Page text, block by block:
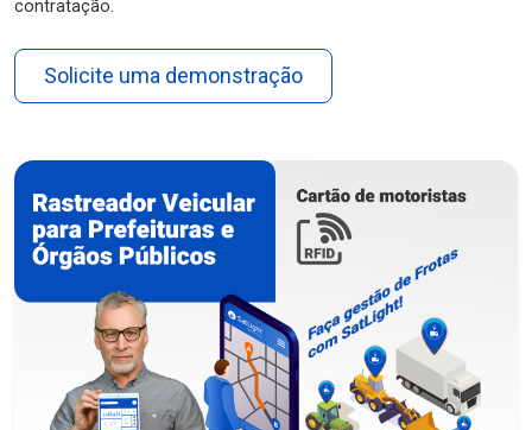
contratação.
Solicite uma demonstração